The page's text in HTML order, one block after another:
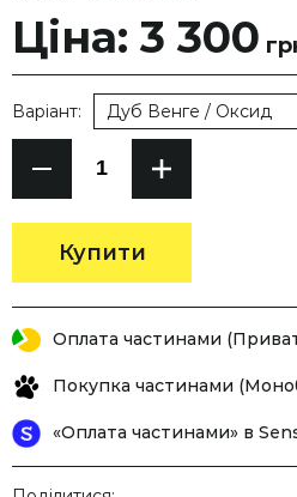
Ціна: 3 300
Купити
Варіант: Дуб Венге / Оксид
Оплата частинами
Покупка частинами
«Оплата частинами» в